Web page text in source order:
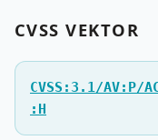
CVSS VEKTOR
CVSS:3.1/AV:P/
:H